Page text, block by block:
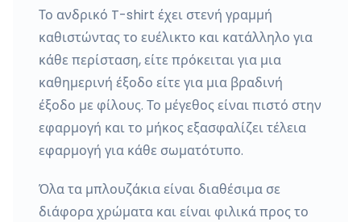
Το ανδρικό T-shirt έχει στενή γραμμή
καθιστώντας το ευέλικτο και κατάλληλο για
κάθε περίσταση, είτε πρόκειται για μια
καθημερινή έξοδο είτε για μια βραδινή
έξοδο με φίλους. Το μέγεθος είναι πιστό στην
εφαρμογή και το μήκος εξασφαλίζει τέλεια
εφαρμογή για κάθε σωματότυπο.
Όλα τα μπλουζάκια είναι διαθέσιμα σε
διάφορα χρώματα και είναι φιλικά προς το